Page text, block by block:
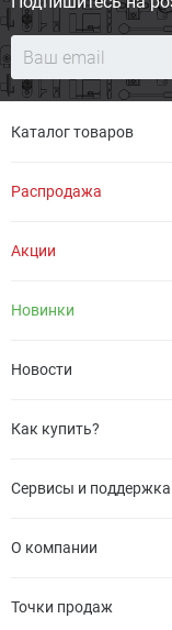
Каталог товаров
Распродажа
Акции
Новинки
Новости
Как купить?
Сервисы и поддержка
О компании
Точки продаж